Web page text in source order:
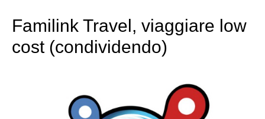
Familink Travel, viaggiare low
cost (condividendo)